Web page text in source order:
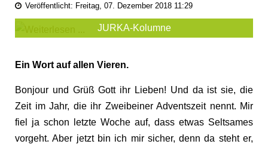
Veröffentlicht: Freitag, 07. Dezember 2018 11:29
JURKA-Kolumne
Ein Wort auf allen Vieren.
Bonjour und Grüß Gott ihr Lieben! Und da ist sie, die
Zeit im Jahr, die ihr Zweibeiner Adventszeit nennt. Mir
fiel ja schon letzte Woche auf, dass etwas Seltsames
vorgeht. Aber jetzt bin ich mir sicher, denn da steht er,